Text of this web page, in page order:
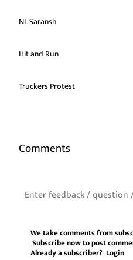
NL Saransh
Hit and Run
Truckers Protest
Comments
We take comments from
Subscribe nowto post
Already a subscriber?Login